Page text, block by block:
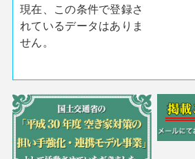
現在、この条件で登録さ
れているデータはありま
せん。